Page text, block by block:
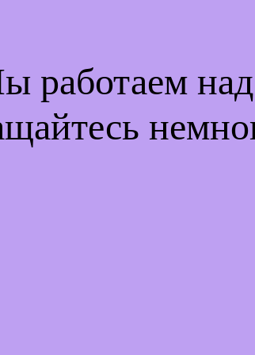
работаем